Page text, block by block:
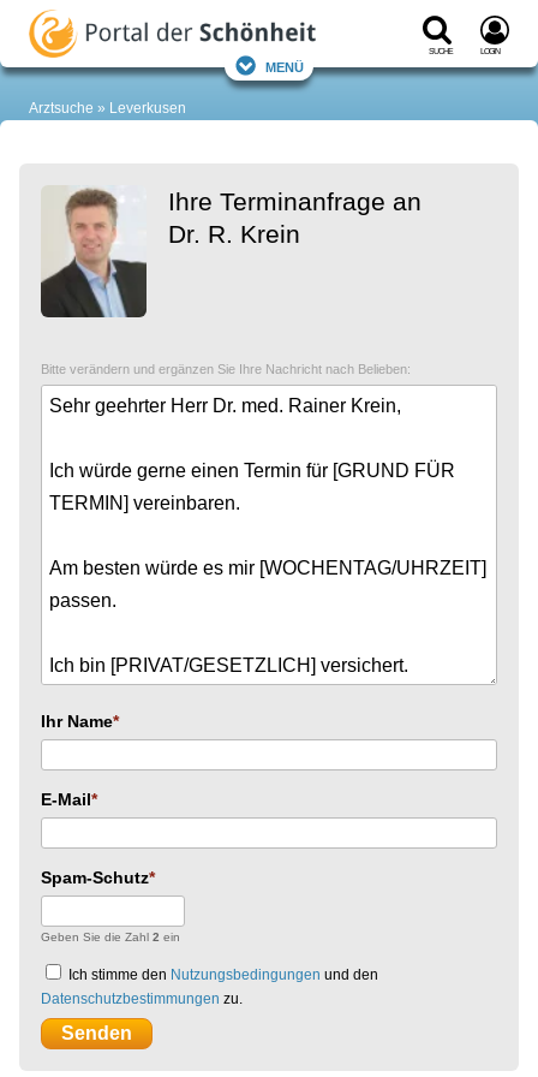
Suche Login
Menü
Arztsuche Leverkusen
Ihre Terminanfrage an
Dr. R. Krein
Bitte verändern und ergänzen Sie Ihre Nachricht nach Belieben:
Ihr Name
E-Mail
Spam-Schutz
Geben Sie die Zahl 2 ein
Ich stimme den Nutzungsbedingungen und den
Datenschutzbestimmungen zu.